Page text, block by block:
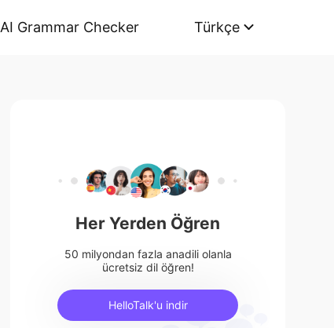
AI Grammar Checker Türkçe
Her Yerden Öğren
50 milyondan fazla anadili olanla
ücretsiz dil öğren!
HelloTalk'u indir